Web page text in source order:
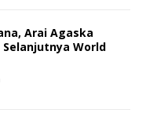
Arai Agaska
World